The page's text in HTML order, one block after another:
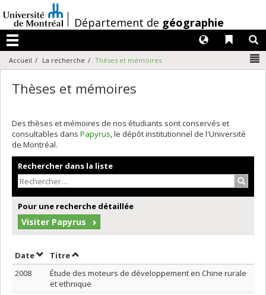
au
contenu
/Département de géographie
Menu
Liens
Langues
Accueil La recherche Thèses et mémoires
Thèses et mémoires
Des thèses et mémoires de nos étudiants sont conservés et
consultables dans Papyrus, le dépôt institutionnel de l'Université
de Montréal.
Rechercher dans la liste
Pour une recherche détaillée
Visiter Papyrus
DateTrier par date en ordre croissant
TitreTrier par titre en ordre croissant
2008
Étude des moteurs de développement en Chine rurale
et ethnique